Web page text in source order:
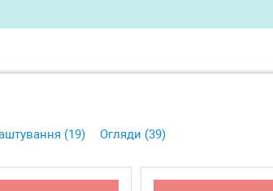
(19) Огляди (39)